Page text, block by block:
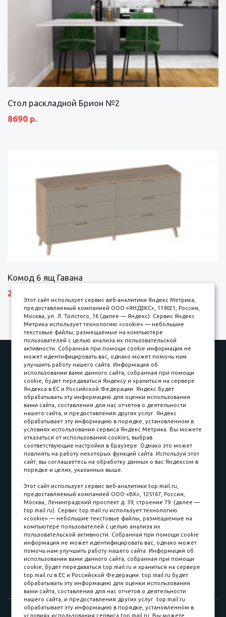
Стол раскладной Брион №2
8690 р.
Комод 6 ящ Гавана
27690 р.
Наши работы
Оплата
Доставка и сборка
Гарантии
Карьера в компании
Контакты
Принимаем к оплате
Наличные
пл. Соляная, 6, стр. 16
8 (3822) 60-70-30
8 (3822) 50-39-09
8 (3822) 22-77-68
8 (3822) 50-48-50
8 (3822) 65-42-10
Этот сайт использует сервис веб-аналитики Яндекс Метрика,
предоставляемый компанией ООО «ЯНДЕКС», 119021, Россия,
Москва, ул. Л. Толстого, 16 (далее — Яндекс). Сервис Яндекс
Метрика использует технологию «cookie» — небольшие
текстовые файлы, размещаемые на компьютере
пользователей с целью анализа их пользовательской
активности. Собранная при помощи cookie информация не
может идентифицировать вас, однако может помочь нам
улучшить работу нашего сайта. Информация об
использовании вами данного сайта, собранная при помощи
cookie, будет передаваться Яндексу и храниться на сервере
Яндекса в ЕС и Российской Федерации. Яндекс будет
обрабатывать эту информацию для оценки использования
вами сайта, составления для нас отчетов о деятельности
нашего сайта, и предоставления других услуг. Яндекс
обрабатывает эту информацию в порядке, установленном в
условиях использования сервиса Яндекс Метрика. Вы можете
отказаться от использования cookies, выбрав
соответствующие настройки в браузере. Однако это может
повлиять на работу некоторых функций сайта. Используя этот
сайт, вы соглашаетесь на обработку данных о вас Яндексом в
порядке и целях, указанных выше.
Этот сайт использует сервис веб-аналитики top.mail.ru,
предоставляемый компанией ООО «ВК», 125167, Россия,
Москва, Ленинградский проспект д. 39, строение 79. (далее —
top.mail.ru). Сервис top.mail.ru использует технологию
«cookie» — небольшие текстовые файлы, размещаемые на
компьютере пользователей с целью анализа их
пользовательской активности. Собранная при помощи cookie
информация не может идентифицировать вас, однако может
помочь нам улучшить работу нашего сайта. Информация об
использовании вами данного сайта, собранная при помощи
cookie, будет передаваться top.mail.ru и храниться на сервере
top.mail.ru в ЕС и Российской Федерации. top.mail.ru будет
обрабатывать эту информацию для оценки использования
вами сайта, составления для нас отчетов о деятельности
нашего сайта, и предоставления других услуг. top.mail.ru
обрабатывает эту информацию в порядке, установленном в
условиях использования сервиса top.mail.ru. Вы можете